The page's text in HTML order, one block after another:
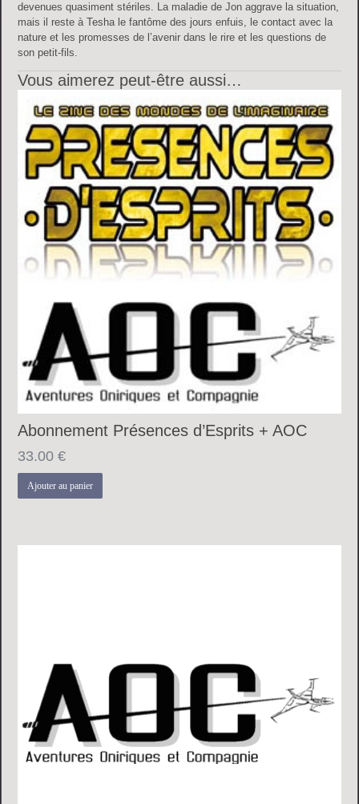
devenues quasiment stériles. La maladie de Jon aggrave la situation,
mais il reste à Tesha le fantôme des jours enfuis, le contact avec la
nature et les promesses de l’avenir dans le rire et les questions de
son petit-fils.
Vous aimerez peut-être aussi…
Abonnement Présences d’Esprits + AOC
33.00€
Ajouter au panier